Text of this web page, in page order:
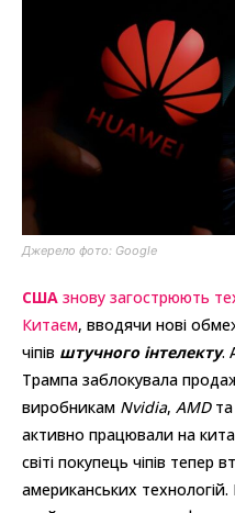
Джерело фото: Google
США знову загострюють
Китаєм, вводячи нові
чіпів штучного інтелекту.
Трампа заблокувала
виробникам Nvidia, AMDта
активно працювали на
світі покупець чіпів
американських технологій.